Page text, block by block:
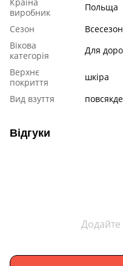
Країна
виробник
Польща
Сезон
Вікова
категорія
Для
Верхнє
покриття
шкіра
Вид взуття
Відгуки
Додайте